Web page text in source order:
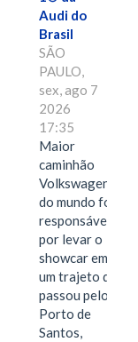
Audi do
Brasil
SÃO
PAULO,
sex, ago 7
2026
17:35
Maior
caminhão
Volkswagen
do mundo foi
responsável
por levar o
showcar em
um trajeto que
passou pelo
Porto de
Santos,